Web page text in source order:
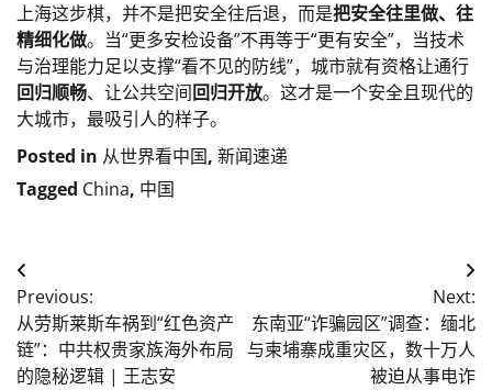
上海这步棋，并不是把安全往后退，而是把安全往里做、往
精细化做。当“更多安检设备”不再等于“更有安全”，当技术
与治理能力足以支撑“看不见的防线”，城市就有资格让通行
回归顺畅、让公共空间回归开放。这才是一个安全且现代的
大城市，最吸引人的样子。
Posted in 从世界看中国, 新闻速递
Tagged China, 中国
Post
navigation
Previous:
从劳斯莱斯车祸到“红色资产
链”：中共权贵家族海外布局
的隐秘逻辑 | 王志安
Next:
东南亚“诈骗园区”调查：缅北
与柬埔寨成重灾区，数十万人
被迫从事电诈